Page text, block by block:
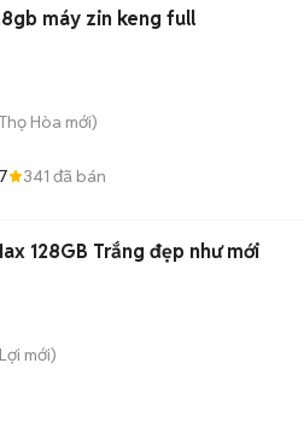
máy zin keng full
Hòa mới)
341 đã bán
128GB Trắng đẹp như mới
mới)